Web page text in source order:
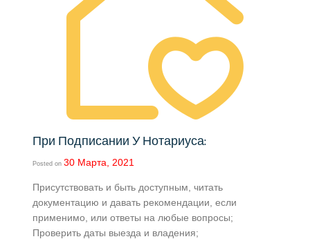
При Подписании У Нотариуса:
Posted on 30 Марта, 2021
Присутствовать и быть доступным, читать
документацию и давать рекомендации, если
применимо, или ответы на любые вопросы;
Проверить даты выезда и владения;